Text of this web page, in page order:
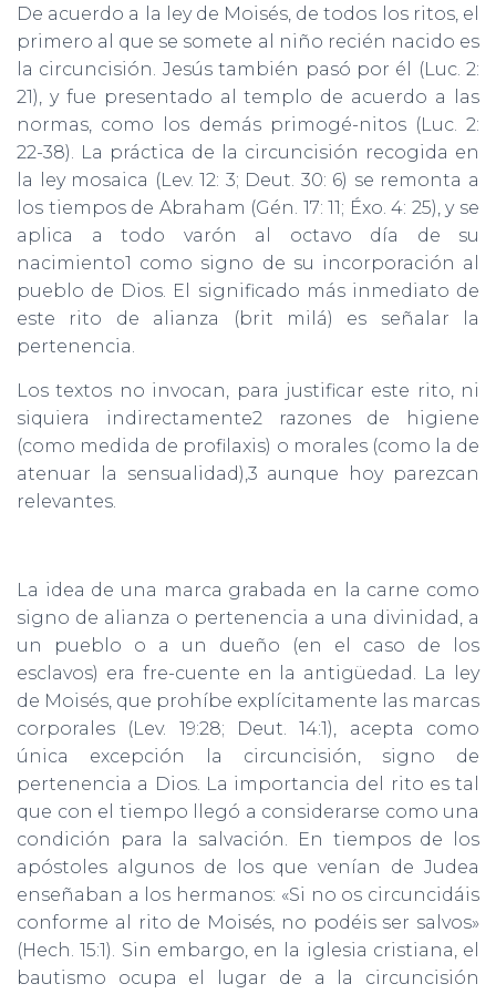
De acuerdo a la ley de Moisés, de todos los ritos, el
primero al que se somete al niño recién nacido es
la circuncisión. Jesús también pasó por él (Luc. 2:
21), y fue presentado al templo de acuerdo a las
normas, como los demás primogé-nitos (Luc. 2:
22-38). La práctica de la circuncisión recogida en
la ley mosaica (Lev. 12: 3; Deut. 30: 6) se remonta a
los tiempos de Abraham (Gén. 17: 11; Éxo. 4: 25), y se
aplica a todo varón al octavo día de su
nacimiento1 como signo de su incorporación al
pueblo de Dios. El significado más inmediato de
este rito de alianza (brit milá) es señalar la
pertenencia.
Los textos no invocan, para justificar este rito, ni
siquiera indirectamente2 razones de higiene
(como medida de profilaxis) o morales (como la de
atenuar la sensualidad),3 aunque hoy parezcan
relevantes.
La idea de una marca grabada en la carne como
signo de alianza o pertenencia a una divinidad, a
un pueblo o a un dueño (en el caso de los
esclavos) era fre-cuente en la antigüedad. La ley
de Moisés, que prohíbe explícitamente las marcas
corporales (Lev. 19:28; Deut. 14:1), acepta como
única excepción la circuncisión, signo de
pertenencia a Dios. La importancia del rito es tal
que con el tiempo llegó a considerarse como una
condición para la salvación. En tiempos de los
apóstoles algunos de los que venían de Judea
enseñaban a los hermanos: «Si no os circuncidáis
conforme al rito de Moisés, no podéis ser salvos»
(Hech. 15:1). Sin embargo, en la iglesia cristiana, el
bautismo ocupa el lugar de a la circuncisión